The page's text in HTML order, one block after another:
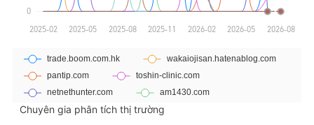
Chuyên gia phân tích thị trường